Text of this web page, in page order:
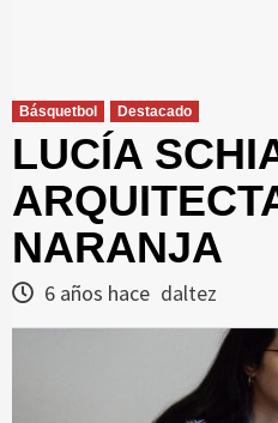
Básquetbol Destacado
LUCÍA
NARANJA
6 años hace daltez